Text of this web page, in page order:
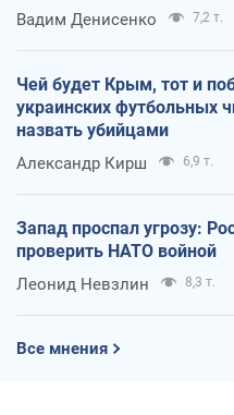
Вадим Денисенко 7,2 т.
Чей будет Крым, тот и
украинских футбольных
назвать убийцами
Александр Кирш 6,9 т.
Запад проспал угрозу:
проверить НАТО войной
Леонид Невзлин 8,3 т.
Все мнения